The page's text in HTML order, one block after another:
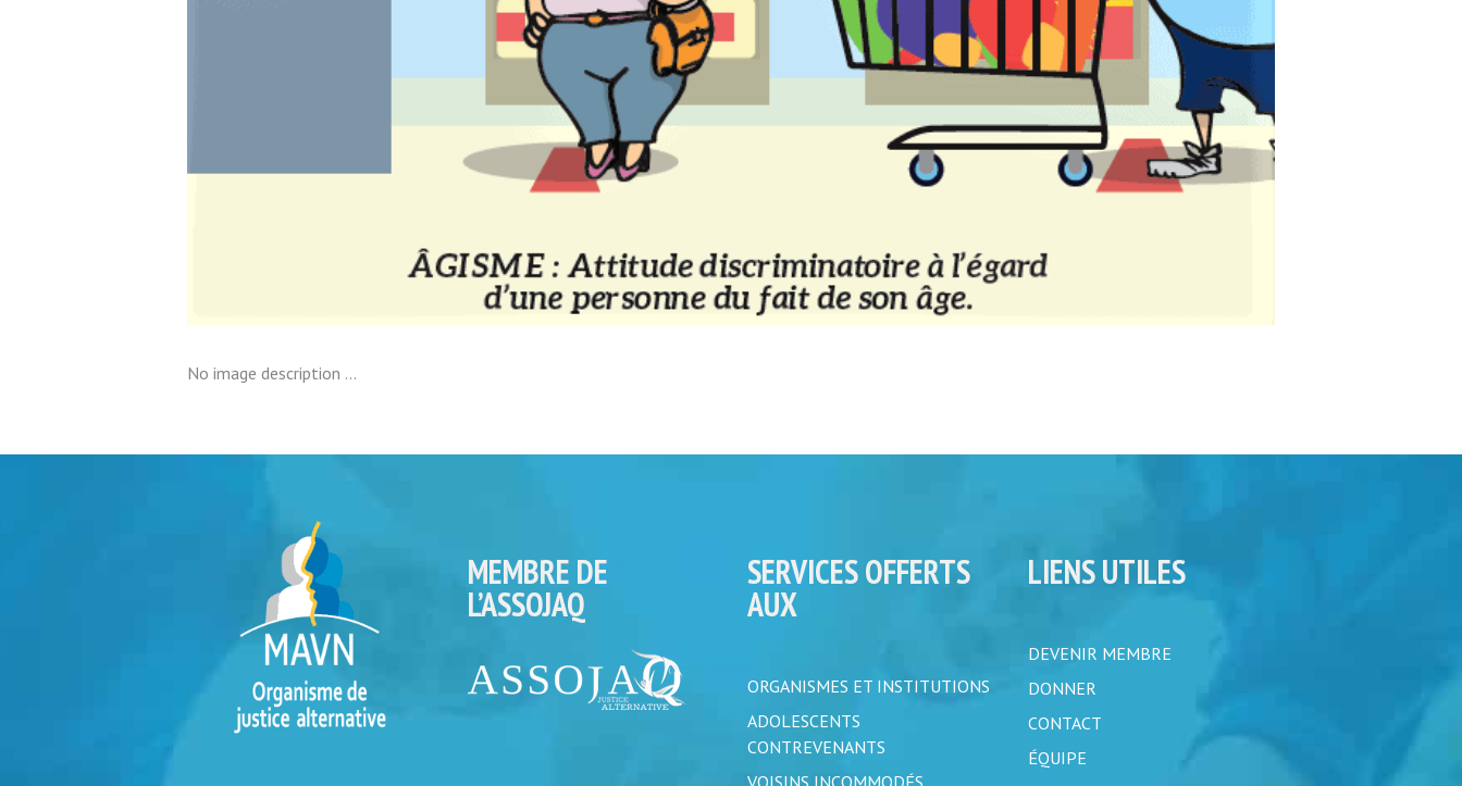
No image description ...
MEMBRE DE
L’ASSOJAQ
SERVICES OFFERTS
AUX
ORGANISMES ET INSTITUTIONS
ADOLESCENTS
CONTREVENANTS
VOISINS INCOMMODÉS
LIENS UTILES
DEVENIR MEMBRE
DONNER
CONTACT
ÉQUIPE